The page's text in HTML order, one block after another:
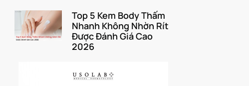
Top 5 Kem Body Thấm
Nhanh Không Nhờn Rít
Được Đánh Giá Cao
2026